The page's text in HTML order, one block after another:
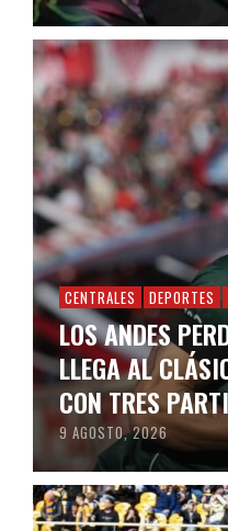
CENTRALES DEPORTES
LOS ANDES
LLEGA AL
CON TRES
9 AGOSTO, 2026